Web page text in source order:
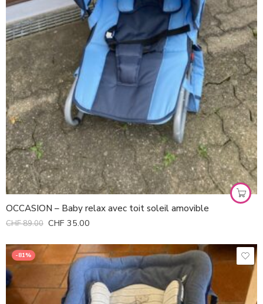
OCCASION – Baby relax avec toit soleil amovible
CHF89.00 CHF 35.00
-81%